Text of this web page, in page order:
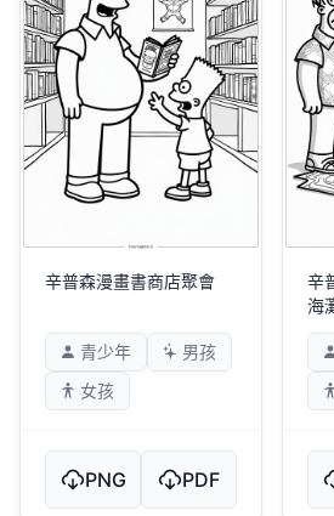
辛普森漫畫書商店聚會
青少年
男孩
女孩
PNG PDF
辛
海